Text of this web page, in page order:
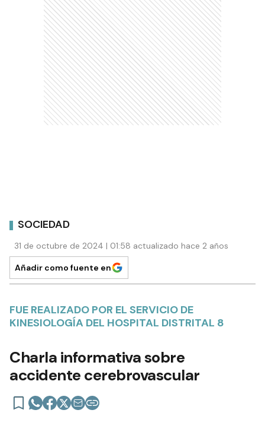
SOCIEDAD
31 de octubre de 2024 | 01:58 actualizado hace 2 años
Añadir como fuente en
FUE REALIZADO POR EL SERVICIO DE
KINESIOLOGÍA DEL HOSPITAL DISTRITAL 8
Charla informativa sobre
accidente cerebrovascular